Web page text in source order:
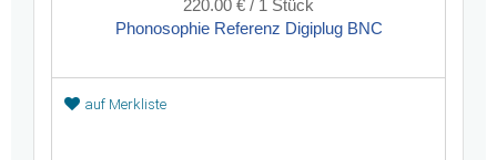
220.00 € / 1 Stück
Phonosophie Referenz Digiplug BNC
auf Merkliste